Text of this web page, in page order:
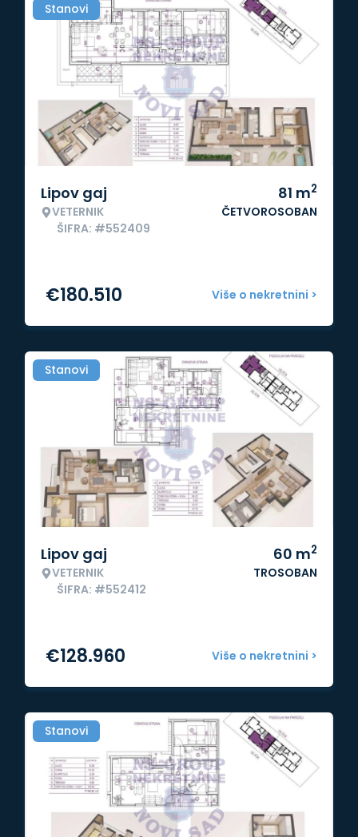
Stanovi
Lipov gaj
VETERNIK
ŠIFRA: #552409
81 m2
ČETVOROSOBAN
Više o nekretnini >
€180.510
Stanovi
Lipov gaj
VETERNIK
ŠIFRA: #552412
60 m2
TROSOBAN
Više o nekretnini >
€128.960
Stanovi